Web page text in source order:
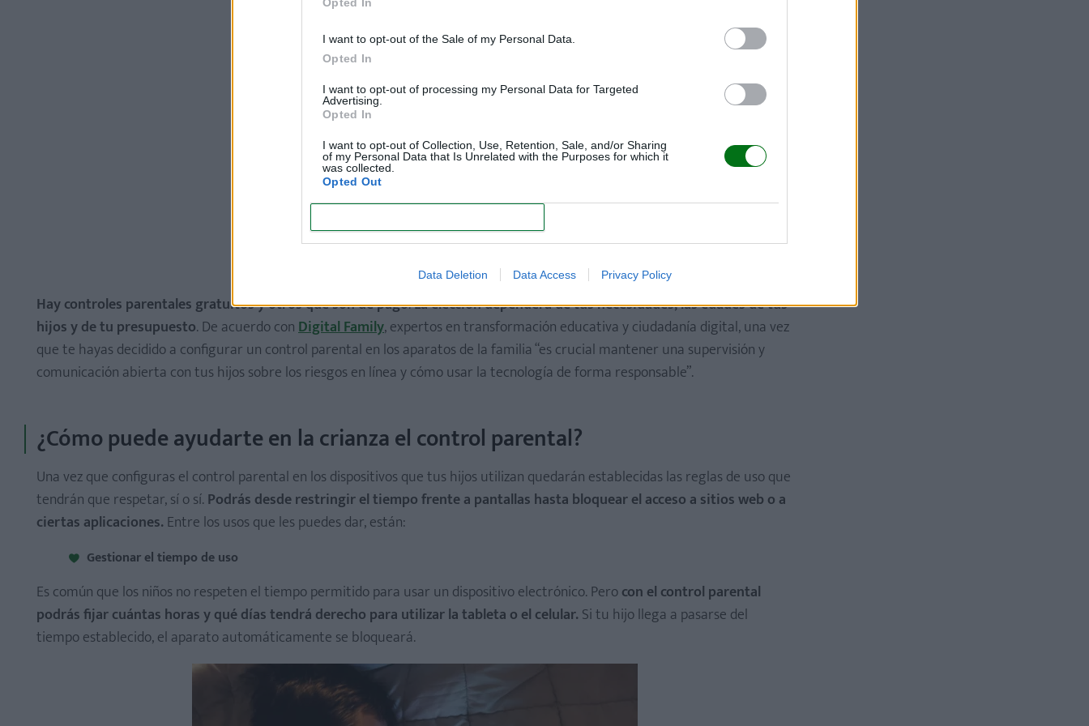
I want to opt-out of the Sale of my Personal Data.
Opted In
I want to opt-out of processing my Personal Data for Targeted
Advertising.
Opted In
I want to opt-out of Collection, Use, Retention, Sale, and/or Sharing
of my Personal Data that Is Unrelated with the Purposes for which it
was collected.
Opted Out
Data Deletion Data Access Privacy Policy
Hay controles parentales gratuitos y otros que son de pago.La elección dependerá de tus necesidades, las edades de tus
hijos y de tu presupuesto. De acuerdo conDigital Family, expertos en transformación educativa y ciudadanía digital, una vez
que te hayas decidido a configurar un control parental en los aparatos de la familia “es crucial mantener una supervisión y
comunicación abierta con tus hijos sobre los riesgos en línea y cómo usar la tecnología de forma responsable”.
¿Cómo puede ayudarte en la crianza el control parental?
Una vez que configuras el control parental en los dispositivos que tus hijos utilizan quedarán establecidas las reglas de uso que
tendrán que respetar, sí o sí. Podrás desde restringir el tiempo frente a pantallas hasta bloquear el acceso a sitios web o a
ciertas aplicaciones. Entre los usos que les puedes dar, están:
Gestionar el tiempo de uso
Es común que los niños no respeten el tiempo permitido para usar un dispositivo electrónico. Perocon el control parental
podrás fijar cuántas horas y qué días tendrá derecho para utilizar la tableta o el celular. Si tu hijo llega a pasarse del
tiempo establecido, el aparato automáticamente se bloqueará.